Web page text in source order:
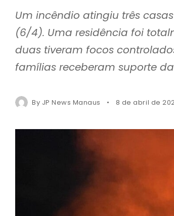
Um incêndio atingiu três
(6/4). Uma residência foi
duas tiveram focos
famílias receberam suporte
By JP News Manaus 8 de abril de